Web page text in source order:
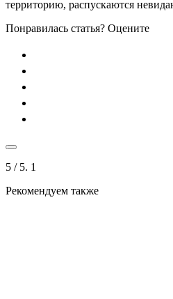
территорию, распускаются
Понравилась статья? Оцените
5 / 5. 1
Рекомендуем также